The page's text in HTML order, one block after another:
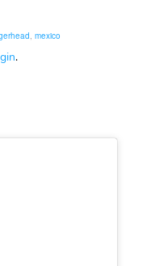
, mexico
.